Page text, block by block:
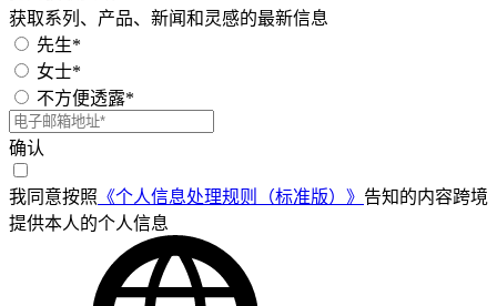
获取系列、产品、新闻和灵感的最新信息
先生*
女士*
不方便透露*
确认
我同意按照 《个人信息处理规则（标准版）》 告知的内容跨境
提供本人的个人信息